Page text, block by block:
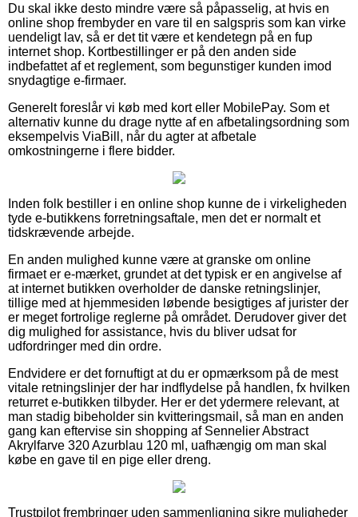
Du skal ikke desto mindre være så påpasselig, at hvis en
online shop frembyder en vare til en salgspris som kan virke
uendeligt lav, så er det tit være et kendetegn på en fup
internet shop. Kortbestillinger er på den anden side
indbefattet af et reglement, som begunstiger kunden imod
snydagtige e-firmaer.
Generelt foreslår vi køb med kort eller MobilePay. Som et
alternativ kunne du drage nytte af en afbetalingsordning som
eksempelvis ViaBill, når du agter at afbetale
omkostningerne i flere bidder.
Inden folk bestiller i en online shop kunne de i virkeligheden
tyde e-butikkens forretningsaftale, men det er normalt et
tidskrævende arbejde.
En anden mulighed kunne være at granske om online
firmaet er e-mærket, grundet at det typisk er en angivelse af
at internet butikken overholder de danske retningslinjer,
tillige med at hjemmesiden løbende besigtiges af jurister der
er meget fortrolige reglerne på området. Derudover giver det
dig mulighed for assistance, hvis du bliver udsat for
udfordringer med din ordre.
Endvidere er det fornuftigt at du er opmærksom på de mest
vitale retningslinjer der har indflydelse på handlen, fx hvilken
returret e-butikken tilbyder. Her er det ydermere relevant, at
man stadig bibeholder sin kvitteringsmail, så man en anden
gang kan eftervise sin shopping af Sennelier Abstract
Akrylfarve 320 Azurblau 120 ml, uafhængig om man skal
købe en gave til en pige eller dreng.
Trustpilot frembringer uden sammenligning sikre muligheder